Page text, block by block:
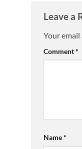
Leave a
Your email
Comment*
Name*